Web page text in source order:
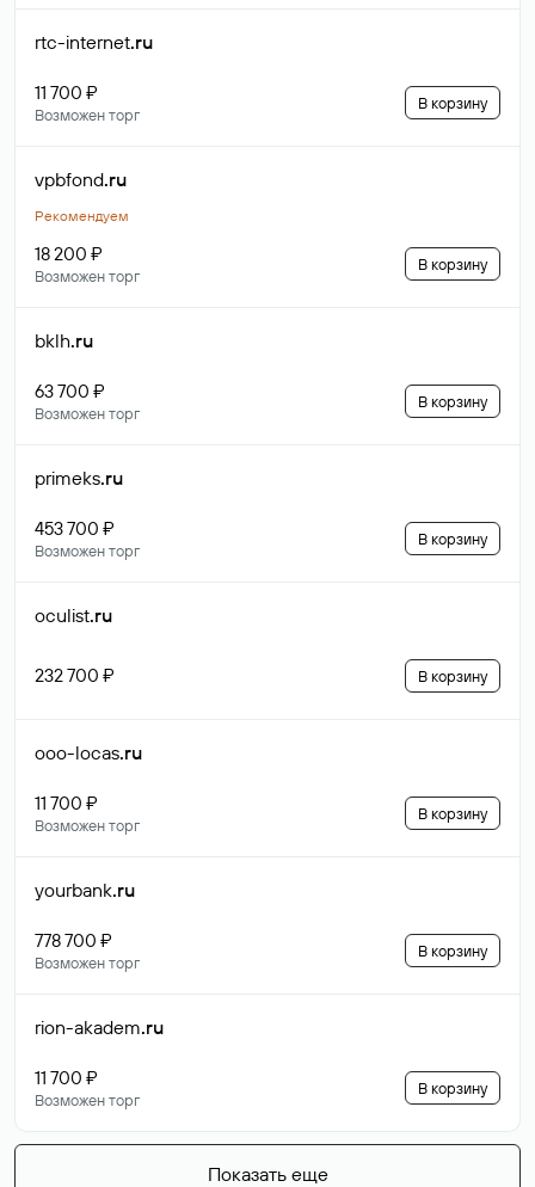
rtc-internet.ru
11 700 ₽
Возможен торг
В корзину
vpbfond.ru
Рекомендуем
18 200 ₽
Возможен торг
В корзину
bklh.ru
63 700 ₽
Возможен торг
В корзину
primeks.ru
453 700 ₽
Возможен торг
В корзину
oculist.ru
232 700 ₽ В корзину
ooo-locas.ru
11 700 ₽
Возможен торг
В корзину
yourbank.ru
778 700 ₽
Возможен торг
В корзину
rion-akadem.ru
11 700 ₽
Возможен торг
В корзину
Показать еще